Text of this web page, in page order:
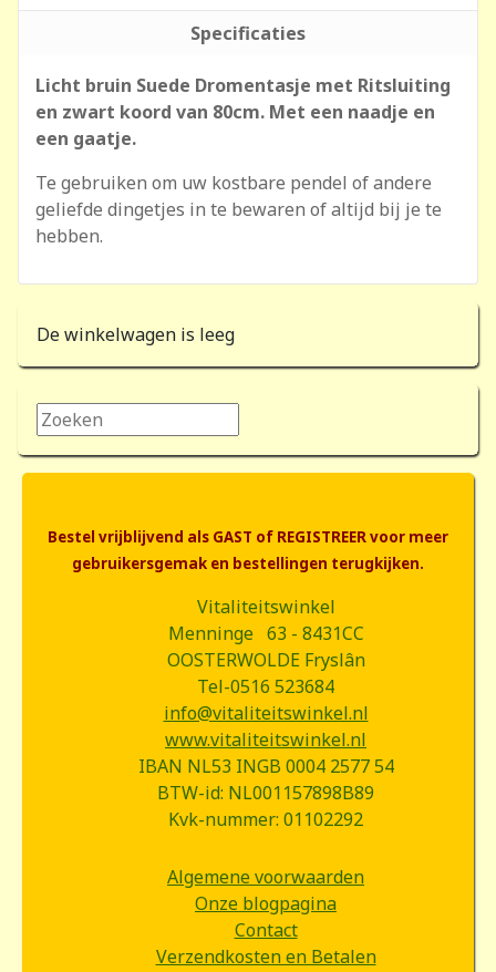
Specificaties
Licht bruin Suede Dromentasje met Ritsluiting
en zwart koord van 80cm. Met een naadje en
een gaatje.
Te gebruiken om uw kostbare pendel of andere
geliefde dingetjes in te bewaren of altijd bij je te
hebben.
De winkelwagen is leeg
Zoeken...
Bestel vrijblijvend als GAST of REGISTREER voor meer
gebruikersgemak en bestellingen terugkijken.
Vitaliteitswinkel
Menninge 63 - 8431CC
OOSTERWOLDE Fryslân
Tel-0516 523684
info@vitaliteitswinkel.nl
www.vitaliteitswinkel.nl
IBAN NL53 INGB 0004 2577 54
BTW-id: NL001157898B89
Kvk-nummer: 01102292
Algemene voorwaarden
Onze blogpagina
Contact
Verzendkosten en Betalen